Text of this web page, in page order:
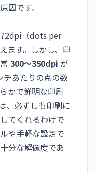
因です。
（dots per
ます。しかし、印
300～350dpi が
チあたりの点の数
かで鮮明な印刷
、必ずしも印刷に
てくれるわけで
や手軽な設定で
分な解像度であ